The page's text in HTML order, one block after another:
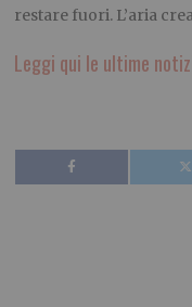
restare fuori. L’aria
Leggi qui le ultime